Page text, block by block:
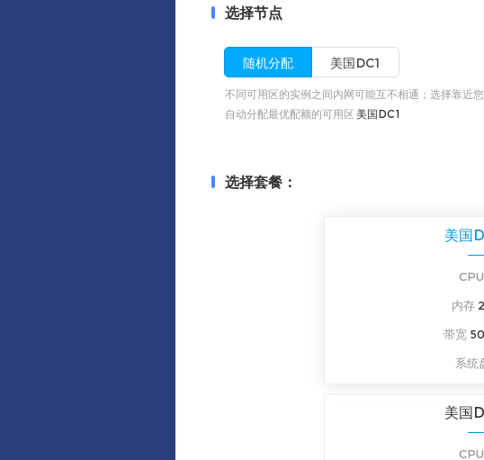
选择节点
随机分配 美国DC1
不同可用区的实例之间内网可能互不相通；选择靠近
自动分配最优配额的可用区 美国DC1
选择套餐：
美国
CPU
内存
带宽
系统
美国
CPU